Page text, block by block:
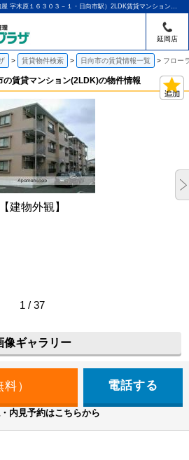
フローラルハイツマホ（宮崎県日向市日知屋 字木原１６３０３－１・日向市駅）2LDK賃貸マンションの賃貸物件情報｜アパマンショップ延岡店｜ハウジング情報プラザ
延岡店
賃貸物件検索 日向市の賃貸情報一覧 フロー
の賃貸マンション(2LDK)の物件情報
【建物外観】
1 / 37
像ギャラリー
電話する
内見予約はこちらから